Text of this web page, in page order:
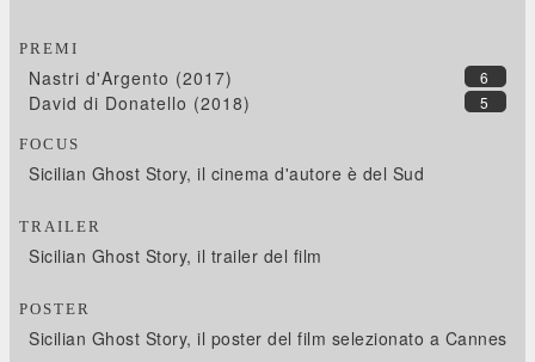
PREMI
6
Nastri d'Argento (2017)
5
David di Donatello (2018)
FOCUS
Sicilian Ghost Story, il cinema d'autore è del Sud
TRAILER
Sicilian Ghost Story, il trailer del film
POSTER
Sicilian Ghost Story, il poster del film selezionato a Cannes